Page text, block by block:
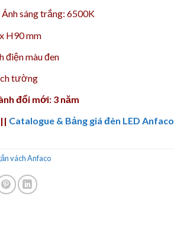
Ánh sáng trắng: 6500K
H90 mm
điện màu đen
tường
đổi mới: 3 năm
|| Catalogue & Bảng giá đèn LED Anfaco
vách Anfaco